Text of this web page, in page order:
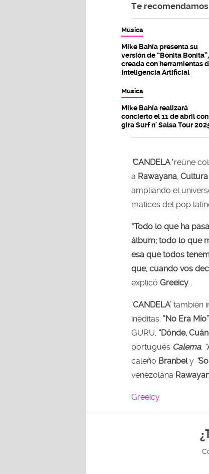
Te recomendamos
Música
Mike Bahía presenta su
versión de “Bonita Bonita”,
creada con herramientas
Inteligencia Artificial
Música
Mike Bahía realizará
concierto el 11 de abril
gira Surf n' Salsa Tour
CANDELAreúne
a Rawayana
ampliando el
matices del pop
“Todo lo que ha
álbum; todo lo que
esa que todos
que, cuando vos
explicó Greeicy
‘CANDELA’ también
inéditas, “No Era Mío”
GURU, “Dónde,
portugués Calema, “
caleño Branbely “
venezolana
Greeicy